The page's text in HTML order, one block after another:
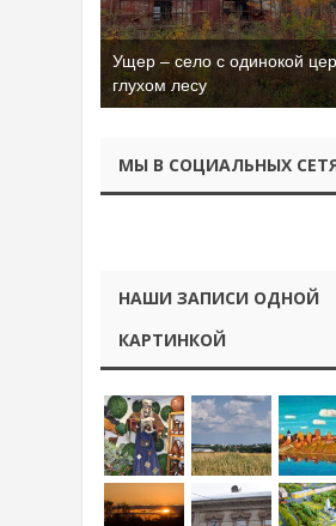
Ущер – село с одинокой
глухом лесу
МЫ В СОЦИАЛЬНЫХ
НАШИ ЗАПИСИ ОДНОЙ
КАРТИНКОЙ